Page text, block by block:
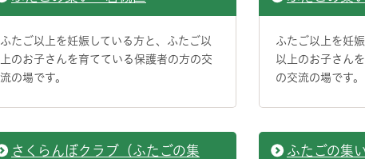
ふたご以上を妊娠している方と、ふたご以
上のお子さんを育てている保護者の方の交
流の場です。
ふたご以上を妊
以上のお子さん
の交流の場です。
さくらんぼクラブ（ふたごの集
ふたごの集